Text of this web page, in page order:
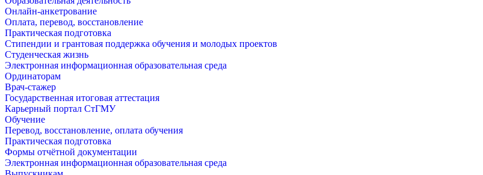
Онлайн-анкетрование
Оплата, перевод, восстановление
Практическая подготовка
Стипендии и грантовая поддержка обучения и молодых проектов
Студенческая жизнь
Электронная информационная образовательная среда
Ординаторам
Врач-стажер
Государственная итоговая аттестация
Карьерный портал СтГМУ
Обучение
Перевод, восстановление, оплата обучения
Практическая подготовка
Формы отчётной документации
Электронная информационная образовательная среда